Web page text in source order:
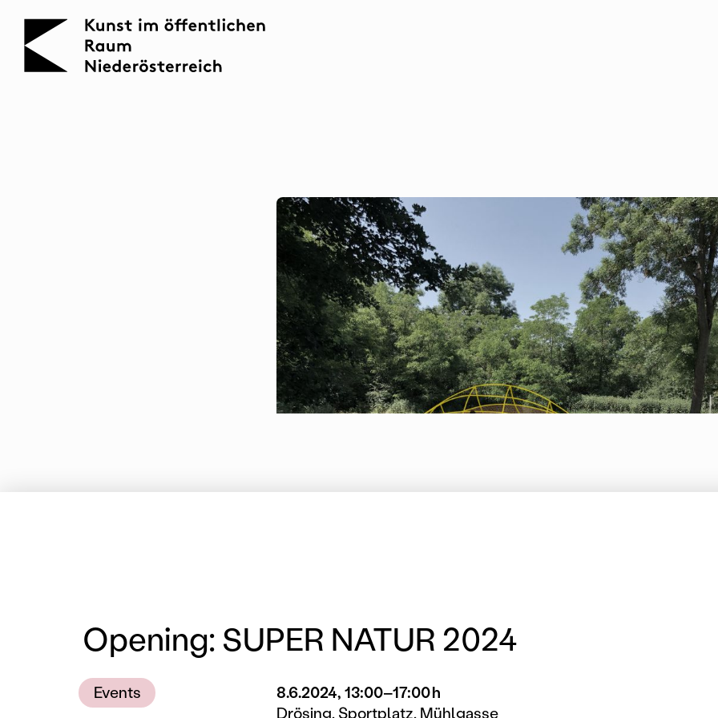
KOERNOE
Opening: SUPER NATUR 2024
Events
8.6.2024, 13:00–17:00 h
Drösing, Sportplatz, Mühlgasse